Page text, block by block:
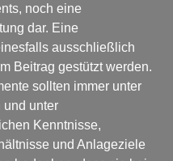
noch eine
dar. Eine
ausschließlich
Beitrag gestützt werden.
sollten immer unter
und unter
Kenntnisse,
und Anlageziele